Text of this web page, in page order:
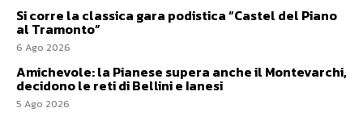
Si corre la classica gara podistica “Castel del Piano
al Tramonto”
6 Ago 2026
Amichevole: la Pianese supera anche il Montevarchi,
decidono le reti di Bellini e Ianesi
5 Ago 2026